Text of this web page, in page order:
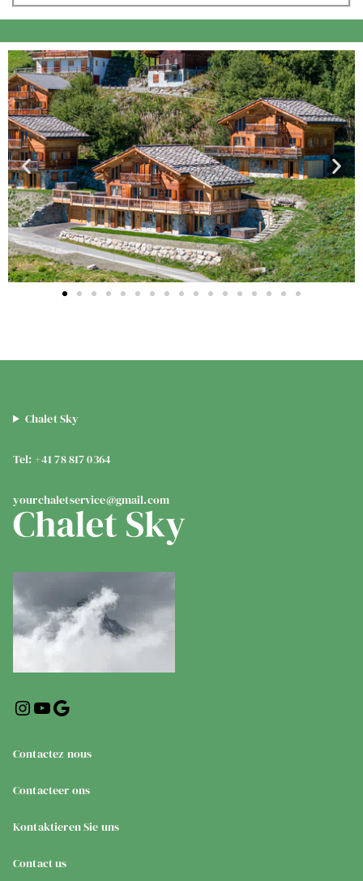
Chalet Sky
Tel: +41 78 817 0364
yourchaletservice@gmail.com
Contactez nous
Contacteer ons
Kontaktieren Sie uns
Contact us